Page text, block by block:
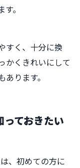
。
すく、十分に換
かくきれいにして
ります。
ておきたい
、初めての方に